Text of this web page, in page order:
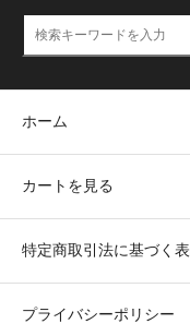
ホーム
カートを見る
特定商取引法に基づく
プライバシーポリシー